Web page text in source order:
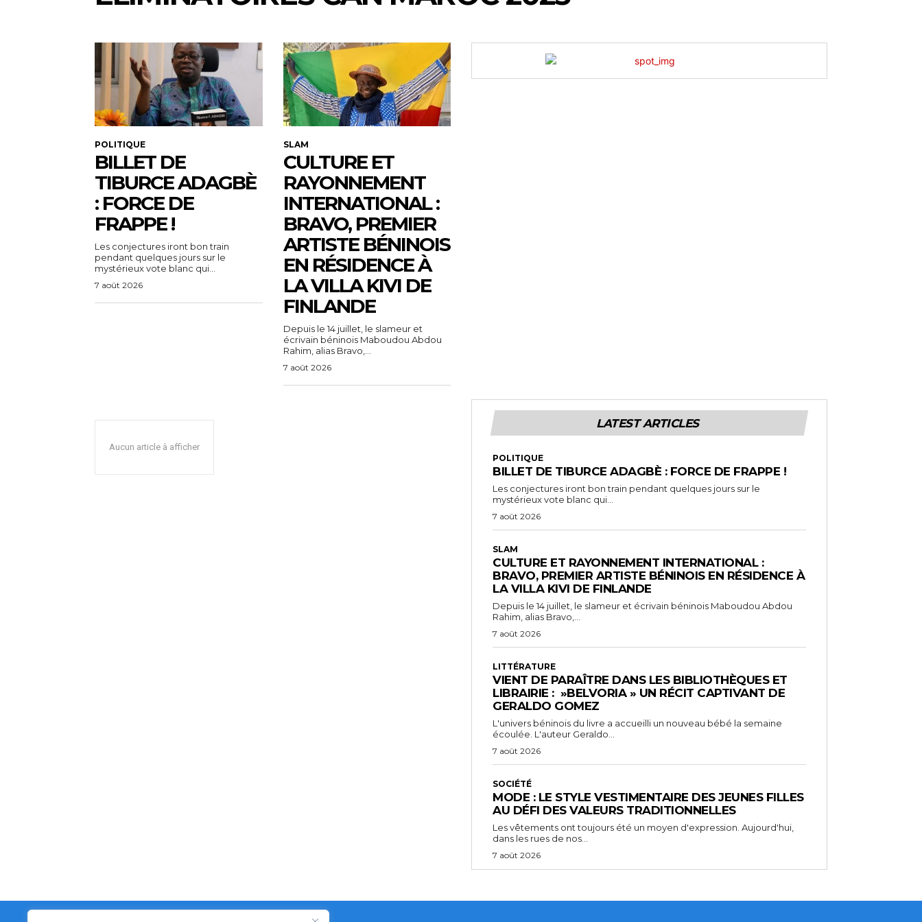
POLITIQUE
BILLET DE
TIBURCE ADAGBÈ
: FORCE DE
FRAPPE !
Les conjectures iront bon train
pendant quelques jours sur le
mystérieux vote blanc qui...
7 août 2026
SLAM
CULTURE ET
RAYONNEMENT
INTERNATIONAL :
BRAVO, PREMIER
ARTISTE BÉNINOIS
EN RÉSIDENCE À
LA VILLA KIVI DE
FINLANDE
Depuis le 14 juillet, le slameur et
écrivain béninois Maboudou Abdou
Rahim, alias Bravo,...
7 août 2026
Aucun article à afficher
LATEST ARTICLES
POLITIQUE
BILLET DE TIBURCE ADAGBÈ : FORCE DE FRAPPE !
Les conjectures iront bon train pendant quelques jours sur le
mystérieux vote blanc qui...
7 août 2026
SLAM
CULTURE ET RAYONNEMENT INTERNATIONAL :
BRAVO, PREMIER ARTISTE BÉNINOIS EN RÉSIDENCE À
LA VILLA KIVI DE FINLANDE
Depuis le 14 juillet, le slameur et écrivain béninois Maboudou Abdou
Rahim, alias Bravo,...
7 août 2026
LITTÉRATURE
VIENT DE PARAÎTRE DANS LES BIBLIOTHÈQUES ET
LIBRAIRIE : »BELVORIA » UN RÉCIT CAPTIVANT DE
GERALDO GOMEZ
L'univers béninois du livre a accueilli un nouveau bébé la semaine
écoulée. L'auteur Geraldo...
7 août 2026
SOCIÉTÉ
MODE : LE STYLE VESTIMENTAIRE DES JEUNES FILLES
AU DÉFI DES VALEURS TRADITIONNELLES
Les vêtements ont toujours été un moyen d'expression. Aujourd'hui,
dans les rues de nos...
7 août 2026